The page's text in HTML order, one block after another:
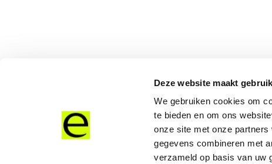
Deze website maakt
We gebruiken cookies om
te bieden en om ons
onze site met onze
gegevens combineren met
verzameld op basis van uw
Terms & ConditionsSitemap